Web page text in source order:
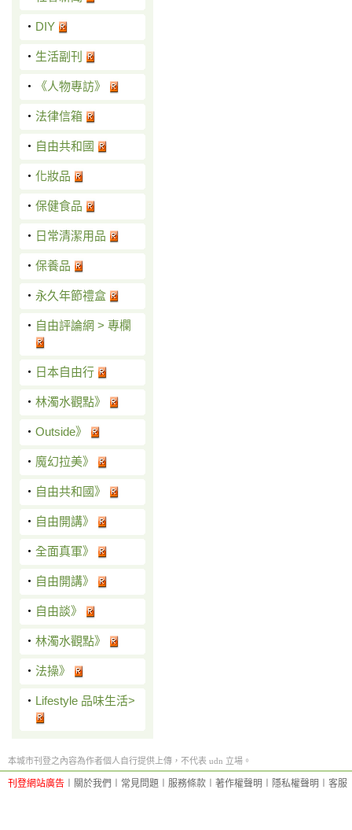
‧ DIY
‧ 生活副刊
‧ 《人物專訪》
‧ 法律信箱
‧ 自由共和國
‧ 化妝品
‧ 保健食品
‧ 日常清潔用品
‧ 保養品
‧ 永久年節禮盒
‧ 自由評論網 > 專欄
‧ 日本自由行
‧ 林濁水觀點》
‧ Outside》
‧ 魔幻拉美》
‧ 自由共和國》
‧ 自由開講》
‧ 全面真軍》
‧ 自由開講》
‧ 自由談》
‧ 林濁水觀點》
‧ 法操》
‧ Lifestyle 品味生活>
本城市刊登之內容為作者個人自行提供上傳，不代表 udn 立場。
刊登網站廣告 關於我們 常見問題 服務條款 著作權聲明 隱私權聲明 客服